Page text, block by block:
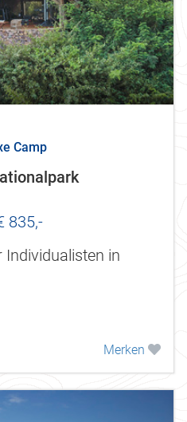
Camp
835,-
in
Merken